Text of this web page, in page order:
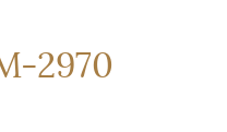
2970